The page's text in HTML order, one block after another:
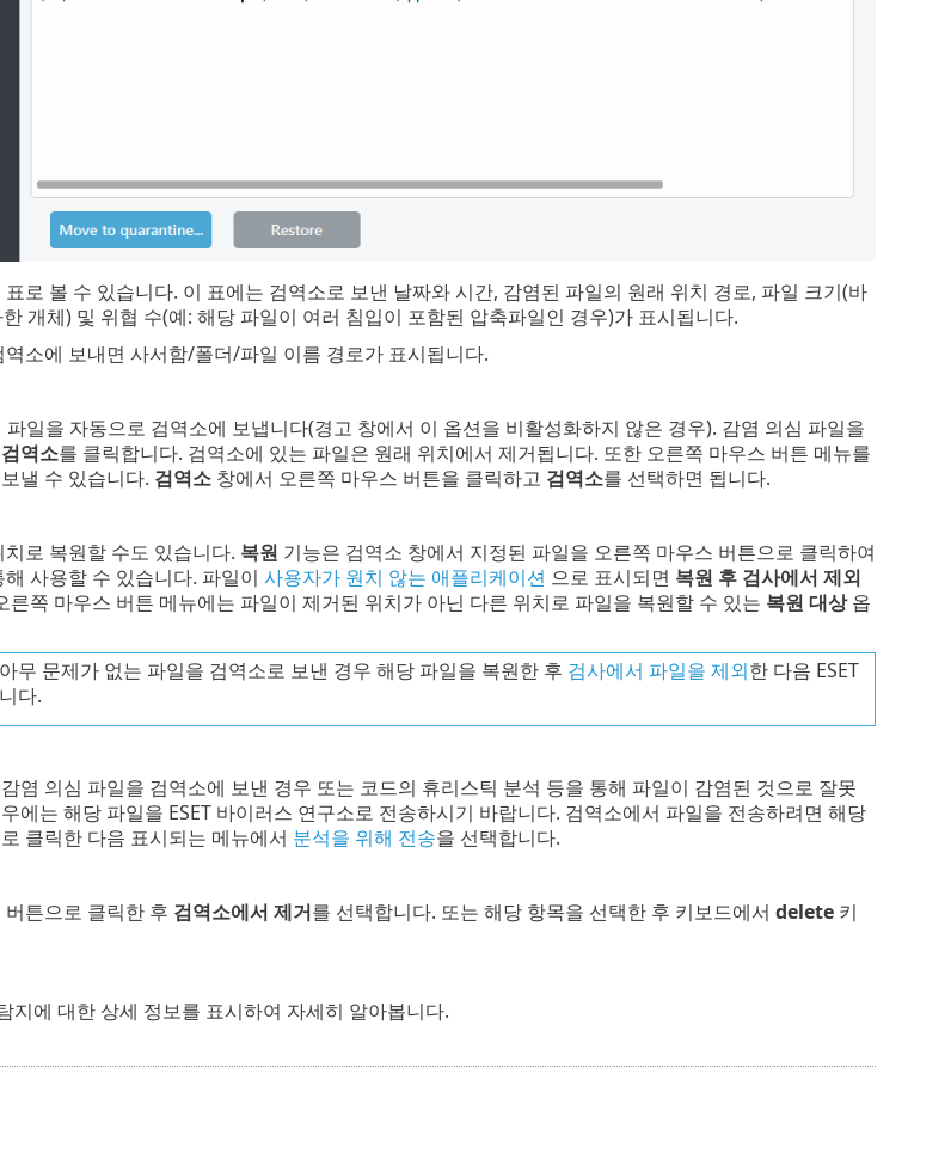
로 볼 수 있습니다. 이 표에는 검역소로 보낸 날짜와 시간, 감염된 파일의 원래 위치 경로, 파일 크기(바
개체) 및 위협 수(예: 해당 파일이 여러 침입이 포함된 압축파일인 경우)가 표시됩니다.
소에 보내면 사서함/폴더/파일 이름 경로가 표시됩니다.
일을 자동으로 검역소에 보냅니다(경고 창에서 이 옵션을 비활성화하지 않은 경우). 감염 의심 파일을
검역소를 클릭합니다. 검역소에 있는 파일은 원래 위치에서 제거됩니다. 또한 오른쪽 마우스 버튼 메뉴를
낼 수 있습니다. 검역소창에서 오른쪽 마우스 버튼을 클릭하고 검역소를 선택하면 됩니다.
로 복원할 수도 있습니다. 복원 기능은 검역소 창에서 지정된 파일을 오른쪽 마우스 버튼으로 클릭하여
사용할 수 있습니다. 파일이 사용자가 원치 않는 애플리케이션 으로 표시되면 복원 후 검사에서 제외
른쪽 마우스 버튼 메뉴에는 파일이 제거된 위치가 아닌 다른 위치로 파일을 복원할 수 있는 복원 대상옵
무 문제가 없는 파일을 검역소로 보낸 경우 해당 파일을 복원한 후 검사에서 파일을 제외한 다음 ESET
다.
염 의심 파일을 검역소에 보낸 경우 또는 코드의 휴리스틱 분석 등을 통해 파일이 감염된 것으로 잘못
에는 해당 파일을 ESET 바이러스 연구소로 전송하시기 바랍니다. 검역소에서 파일을 전송하려면 해당
클릭한 다음 표시되는 메뉴에서 분석을 위해 전송을 선택합니다.
버튼으로 클릭한 후 검역소에서 제거를 선택합니다. 또는 해당 항목을 선택한 후 키보드에서 delete키
지에 대한 상세 정보를 표시하여 자세히 알아봅니다.